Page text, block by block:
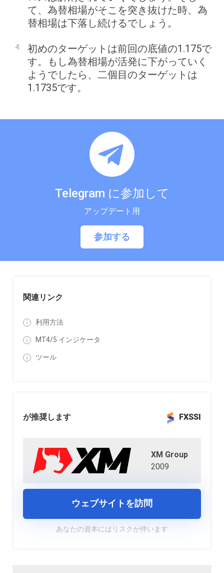
関連リンク
利用方法
MT4/5 インジケータ
ツール
が推奨します FXSSI
XM Group
2009
ウェブサイトを訪問
あなたの資本にはリスクが伴います
て、為替相場がそこを突き抜けた時、為
替相場は下落し続けるでしょう。
初めのターゲットは前回の底値の1.175で
す。もし為替相場が活発に下がっていく
ようでしたら、二個目のターゲットは
1.1735です。
Telegram に参加して
アップデート用
参加する